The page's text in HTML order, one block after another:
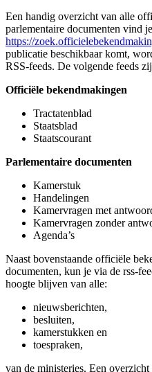
Een handig overzicht van alle
parlementaire documenten vind
https://
publicatie beschikbaar komt,
RSS-feeds. De volgende feeds
Officiële bekendmakingen
Tractatenblad
Staatsblad
Staatscourant
Parlementaire documenten
Kamerstuk
Handelingen
Kamervragen met
Kamervragen zonder
Agenda’s
Naast bovenstaande officiële
documenten, kun je via de rss-
hoogte blijven van alle:
nieuwsberichten,
besluiten,
kamerstukken en
toespraken,
van de ministeries. Een